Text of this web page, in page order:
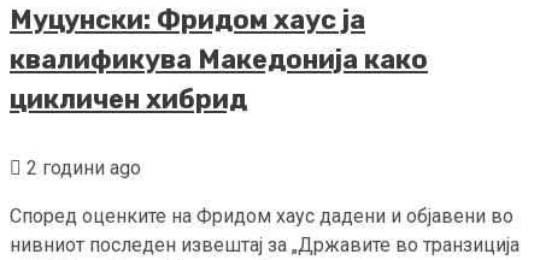
Муцунски: Фридом хаус ја
квалификува Македонија како
цикличен хибрид
2 години ago
Според оценките на Фридом хаус дадени и објавени во
нивниот последен извештај за „Државите во транзиција